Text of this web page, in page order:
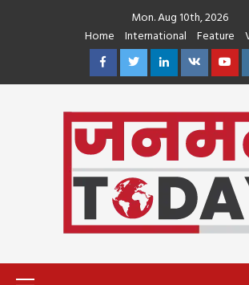
Mon. Aug 10th, 2026
Home
International Feature
FacebookTwitterLinkedin
VK